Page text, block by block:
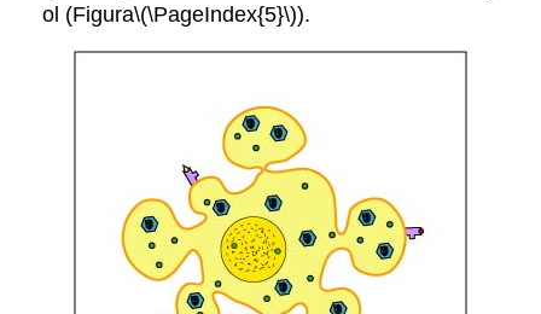
ol (Figura\(\PageIndex{5}\)).